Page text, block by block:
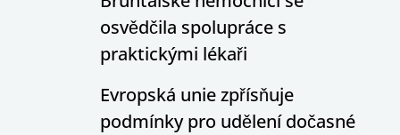
osvědčila spolupráce s
praktickými lékaři
Evropská unie zpřísňuje
podmínky pro udělení dočasné